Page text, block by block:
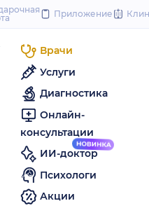
to
Приложение
Врачи
Услуги
Диагностика
Онлайн-
консультации
ИИ-доктор
Психологи
Акции